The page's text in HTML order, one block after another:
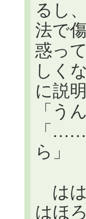
るし
法で
惑っ
しく
に説
「う
「
ら」
はは
はほ